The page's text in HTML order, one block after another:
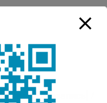
: [аудиозапись] /